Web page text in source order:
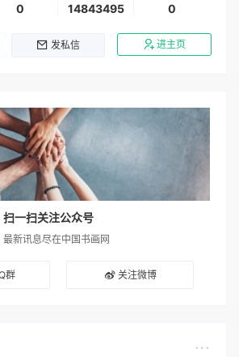
0 14843495 0
发私信 进主页
扫一扫关注公众号
最新讯息尽在中国书画网
群 关注微博